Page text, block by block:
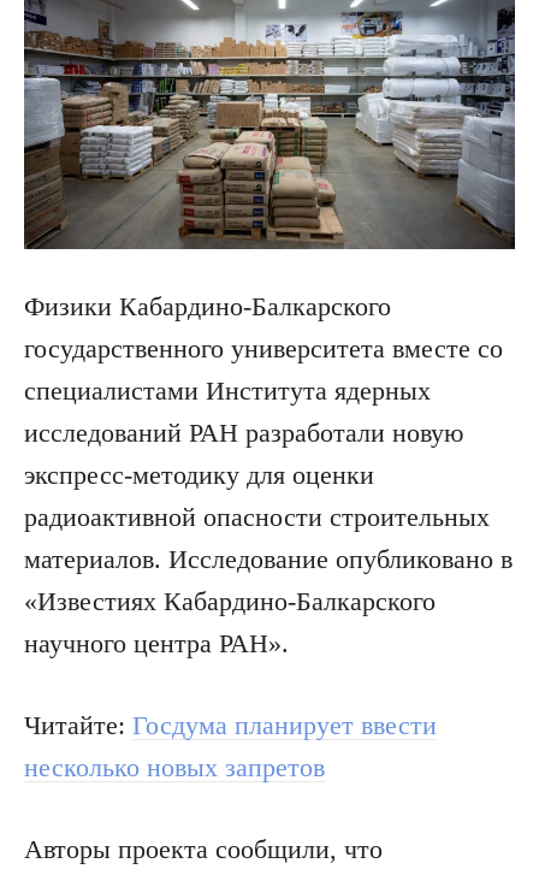
Физики Кабардино-Балкарского
государственного университета вместе со
специалистами Института ядерных
исследований РАН разработали новую
экспресс-методику для оценки
радиоактивной опасности строительных
материалов. Исследование опубликовано в
«Известиях Кабардино-Балкарского
научного центра РАН».
Читайте: Госдума планирует ввести
несколько новых запретов
Авторы проекта сообщили, что